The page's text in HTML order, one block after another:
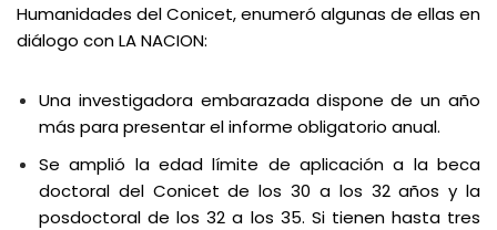
Humanidades del Conicet, enumeró algunas de ellas en
diálogo con LA NACION:
Una investigadora embarazada dispone de un año
más para presentar el informe obligatorio anual.
Se amplió la edad límite de aplicación a la beca
doctoral del Conicet de los 30 a los 32 años y la
posdoctoral de los 32 a los 35. Si tienen hasta tres